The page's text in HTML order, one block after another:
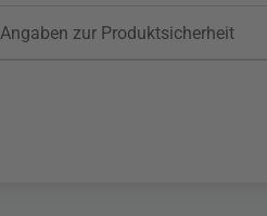
Angaben zur Produktsicherheit